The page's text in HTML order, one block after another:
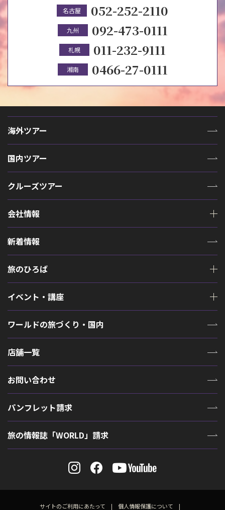
名古屋 052-252-2110
九州 092-473-0111
札幌 011-232-9111
湘南 0466-27-0111
海外ツアー
国内ツアー
クルーズツアー
会社情報
新着情報
旅のひろば
イベント・講座
ワールドの旅づくり・国内
店舗一覧
お問い合わせ
パンフレット請求
旅の情報誌「WORLD」請求
サイトのご利用にあたって 個人情報保護について